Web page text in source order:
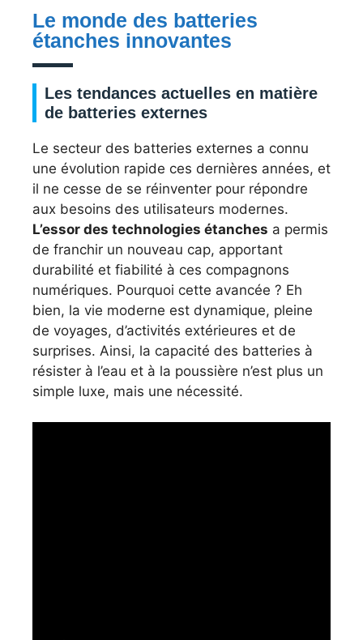
Le monde des batteries
étanches innovantes
Les tendances actuelles en matière
de batteries externes
Le secteur des batteries externes a connu
une évolution rapide ces dernières années, et
il ne cesse de se réinventer pour répondre
aux besoins des utilisateurs modernes.
L’essor des technologies étanches a permis
de franchir un nouveau cap, apportant
durabilité et fiabilité à ces compagnons
numériques. Pourquoi cette avancée ? Eh
bien, la vie moderne est dynamique, pleine
de voyages, d’activités extérieures et de
surprises. Ainsi, la capacité des batteries à
résister à l’eau et à la poussière n’est plus un
simple luxe, mais une nécessité.